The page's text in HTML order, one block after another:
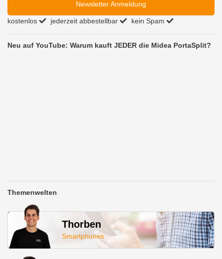
Newsletter Anmeldung
kostenlos jederzeit abbestellbar kein Spam
Neu auf YouTube: Warum kauft JEDER die Midea PortaSplit?
Themenwelten
Thorben
Smartphones